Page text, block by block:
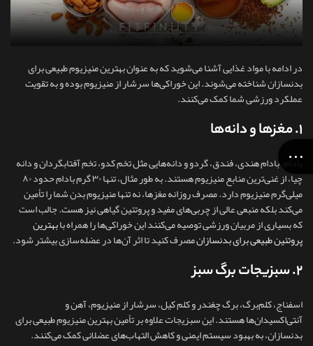
در ادامه با مواد غذایی آشنا می‌شوید که به‌ عنوان بهترین منیزیوم طبیعی برای
بدنسازان شناخته می‌شوند. این خوراکی‌ها سرشار از منیزیوم بوده و به تقویت
عملکرد ورزشی شما کمک می‌کنند.
۱. مغزها و دانه‌ها
بادام، بادام هندی، فندق، گردو و دانه‌هایی مثل تخم کدو، تخم آفتابگردان و دانه
چیا، از غنی‌ترین منابع منیزیوم هستند. به‌ طور مثال، تنها ۳۰ گرم بادام حدود ۸۰
میلی‌گرم منیزیوم دارد. مصرف روزانه مغزها، نه تنها منیزیوم بدن شما را تأمین
می‌کند بلکه منبعی عالی از چربی‌های مفید و پروتئین گیاهی نیز هست. جالب است
که بسیاری از مربیان ورزشی توصیه می‌کنند این خوراکی‌ها را همراه بابهترین
پروتئین طبیعی برای بدنسازانمصرف کنید تا اثر آن‌ها در عضله‌سازی بیشتر شود.
۲. سبزیجات برگ سبز
اسفناج، کلم‌برگ، برگ چغندر و کلم کیل، سرشار از منیزیوم، آهن و
آنتی‌اکسیدان‌ها هستند. این سبزیجات علاوه بر تأمین بهترین منیزیوم طبیعی برای
بدنسازان، به بهبود سیستم ایمنی و کاهش التهاب‌های عضلانی کمک می‌کنند.